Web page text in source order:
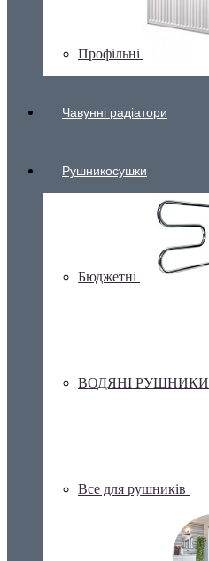
Профільні
Чавунні радіатори
Рушникосушки
Бюджетні
ВОДЯНІ РУШНИКИ
Все для рушників